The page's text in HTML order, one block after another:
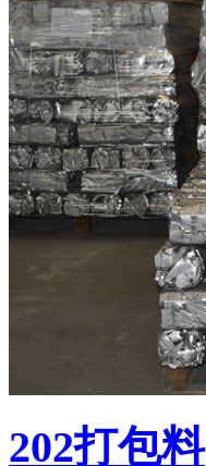
202打包料